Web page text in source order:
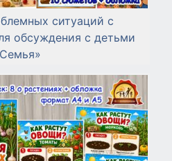
ситуаций с
обсуждения с детьми